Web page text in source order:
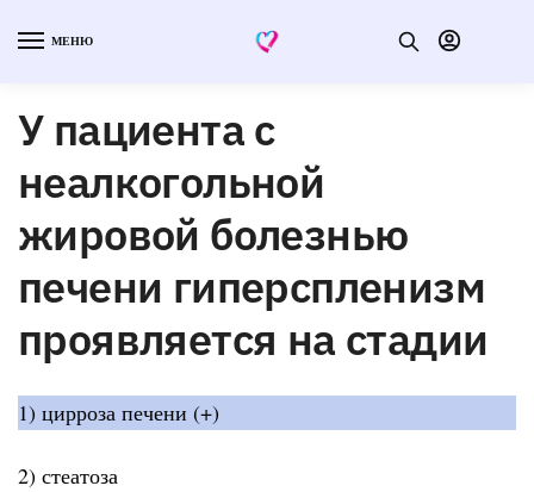
МЕНЮ
У пациента с
неалкогольной
жировой болезнью
печени гиперспленизм
проявляется на стадии
1) цирроза печени (+)
2) стеатоза